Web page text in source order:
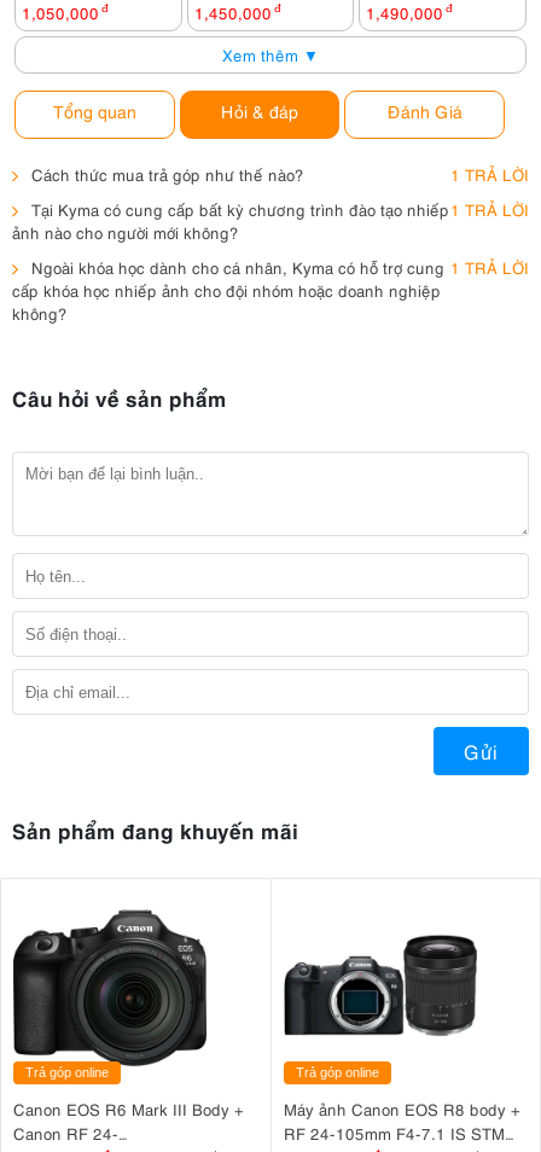
1,050,000 đ
1,450,000 đ
1,490,000 đ
Xem thêm ▼
Tổng quan Hỏi & đáp Đánh Giá
Cách thức mua trả góp như thế nào?
1 TRẢ LỜI
Tại Kyma có cung cấp bất kỳ chương trình đào tạo nhiếp
ảnh nào cho người mới không?
1 TRẢ LỜI
Ngoài khóa học dành cho cá nhân, Kyma có hỗ trợ cung
cấp khóa học nhiếp ảnh cho đội nhóm hoặc doanh nghiệp
không?
1 TRẢ LỜI
Câu hỏi về sản phẩm
Gửi
Sản phẩm đang khuyến mãi
Trả góp online
Canon EOS R6 Mark III Body +
Canon RF 24-
Trả góp online
Máy ảnh Canon EOS R8 body +
RF 24-105mm F4-7.1 IS STM